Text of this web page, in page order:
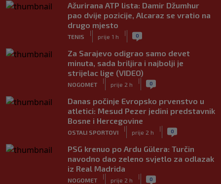
Ažurirana ATP lista: Damir Džumhur
pao dvije pozicije, Alcaraz se vratio na
drugo mjesto
TENIS
|
prije 1 h
| 0
Za Sarajevo odigrao samo devet
minuta, sada briljira i najbolji je
strijelac lige (VIDEO)
NOGOMET
|
prije 2 h
| 0
Danas počinje Evropsko prvenstvo u
atletici: Mesud Pezer jedini predstavnik
Bosne i Hercegovine
OSTALI SPORTOVI
|
prije 2 h
| 0
PSG krenuo po Ardu Gülera: Turčin
navodno dao zeleno svjetlo za odlazak
iz Real Madrida
NOGOMET
|
prije 2 h
| 0